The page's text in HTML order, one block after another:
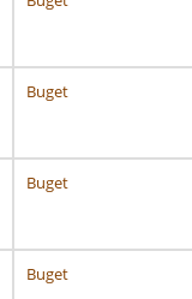
Buget
Buget
Buget